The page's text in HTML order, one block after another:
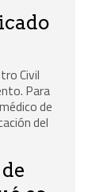
Civil
Para
de
del